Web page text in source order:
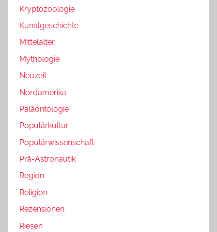
Kryptozoologie
Kunstgeschichte
Mittelalter
Mythologie
Neuzeit
Nordamerika
Paläontologie
Populärkultur
Populärwissenschaft
Prä-Astronautik
Region
Religion
Rezensionen
Riesen